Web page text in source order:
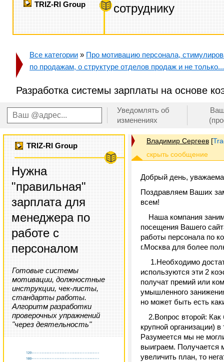
TRIZ-RI Group
сотруднику
Все категории » Про мотивацию персонала,
по продажам, о структуре отделов продаж и не только...
Разработка системы зарплаты на основе
Уведомлять об
изменениях
TRIZ-RI Group
Нужна
"правильная"
зарплата для
менеджера по
работе с
персоналом
Готовые системы
мотивации, должностные
инструкции, чек-листы,
стандарты работы.
Алгоритм разработки
проверочных упражнений
"через деятельность"
Владимир Сергеев [
Добрый день,
Поздравляем Ваших
всем!
Наша компания
посещения Вашего
работы персонала по
г.Москва для более
1.Необходимо
используются эти 2
получат премий или
умышленного
но может быть есть
2.Вопрос второй: Как
крупной организации)
Разумеется мы не
выиграем. Получается
увеличить план, то